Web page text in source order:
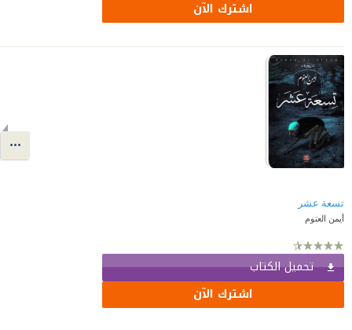
اشترك الآن
تسعة عشر
أيمن العتوم
تحميل الكتاب
اشترك الآن